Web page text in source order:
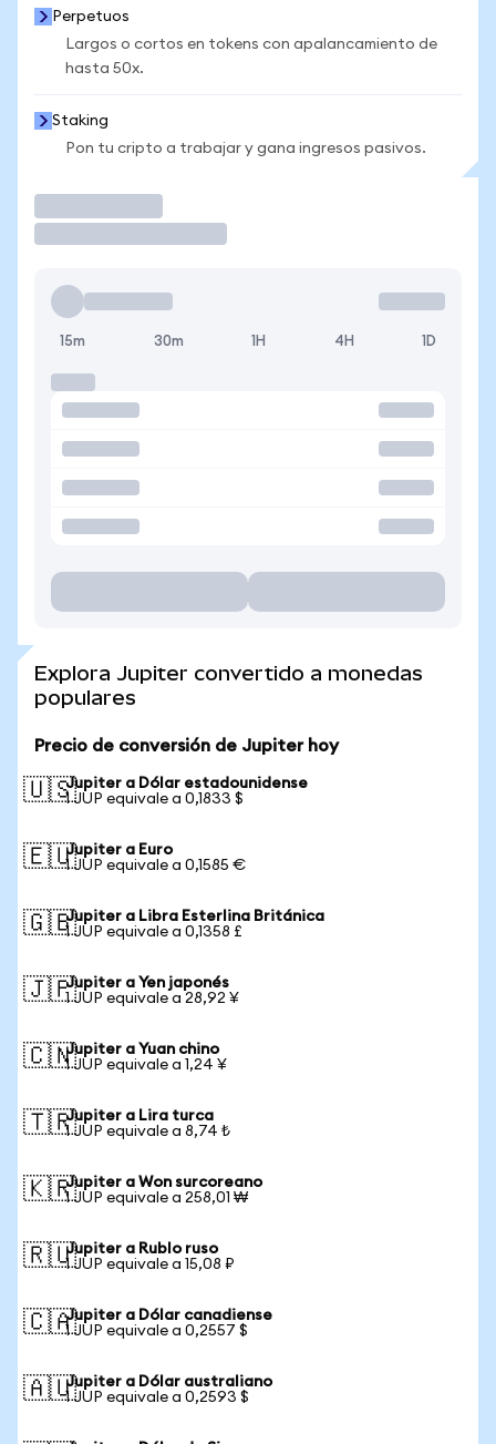
Perpetuos
Largos o cortos en tokens con apalancamiento de
hasta 50x.
Staking
Pon tu cripto a trabajar y gana ingresos pasivos.
15m 30m 1H 4H 1D
Explora Jupiter convertido a monedas
populares
Precio de conversión de Jupiter hoy
🇺🇸Jupiter a Dólar estadounidense
1 JUP equivale a 0,1833 $
🇪🇺Jupiter a Euro
1 JUP equivale a 0,1585 €
🇬🇧Jupiter a Libra Esterlina Británica
1 JUP equivale a 0,1358 £
🇯🇵Jupiter a Yen japonés
1 JUP equivale a 28,92 ¥
🇨🇳Jupiter a Yuan chino
1 JUP equivale a 1,24 ¥
🇹🇷Jupiter a Lira turca
1 JUP equivale a 8,74 ₺
🇰🇷Jupiter a Won surcoreano
1 JUP equivale a 258,01 ₩
🇷🇺Jupiter a Rublo ruso
1 JUP equivale a 15,08 ₽
🇨🇦Jupiter a Dólar canadiense
1 JUP equivale a 0,2557 $
🇦🇺Jupiter a Dólar australiano
1 JUP equivale a 0,2593 $